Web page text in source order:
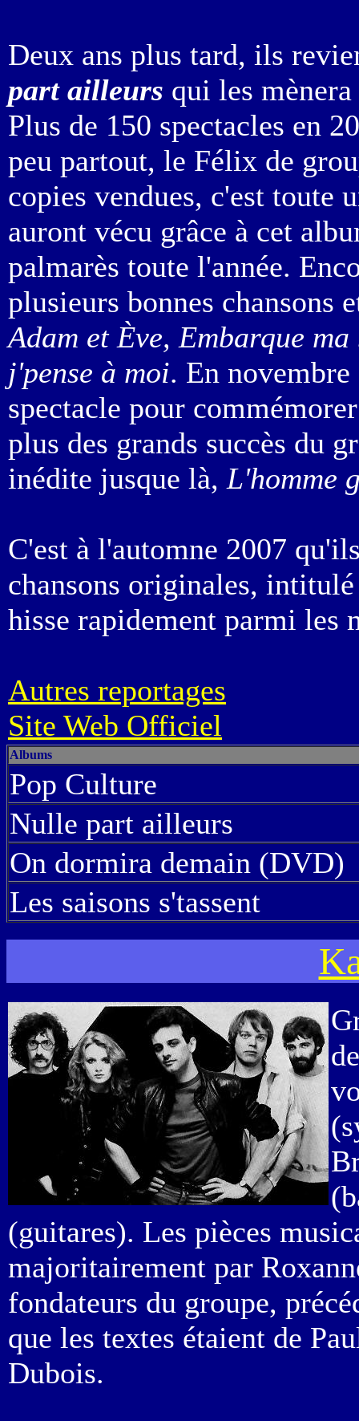
Deux ans plus tard, ils
part ailleurs qui les
Plus de 150 spectacles en
peu partout, le Félix de
copies vendues, c'est toute
auront vécu grâce à cet
palmarès toute l'année.
plusieurs bonnes chansons
Adam et Ève, Embarque
j'pense à moi. En
spectacle pour
plus des grands succès du
inédite jusque là, L'homme
C'est à l'automne 2007
chansons originales,
hisse rapidement parmi les
Autres reportages
Site Web Officiel
Albums
Pop Culture
Nulle part ailleurs
On dormira demain (DVD)
Les saisons s'tassent
(guitares). Les pièces
majoritairement par
fondateurs du groupe,
que les textes étaient de
Dubois.